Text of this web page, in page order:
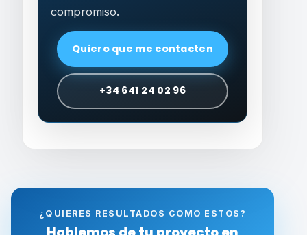
compromiso.
Quiero que me contacten
+34 641 24 02 96
¿QUIERES RESULTADOS COMO ESTOS?